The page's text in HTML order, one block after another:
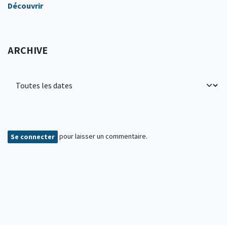
Découvrir
ARCHIVE
Se connecter pour laisser un commentaire.